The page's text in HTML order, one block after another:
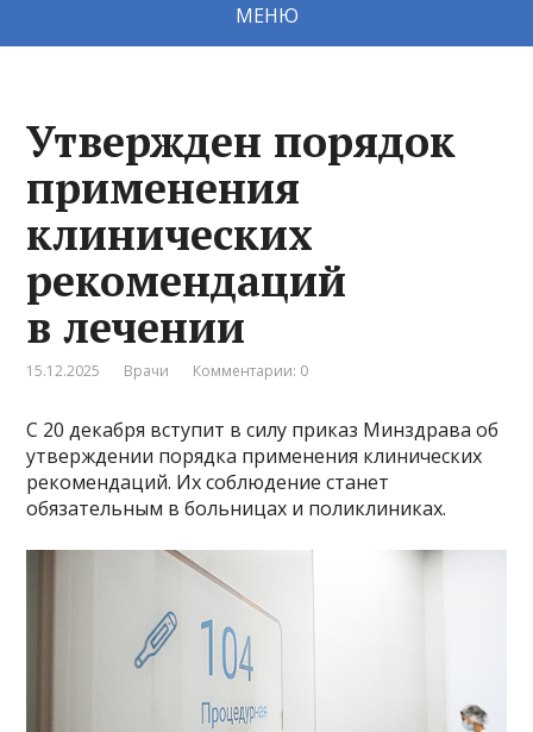
МЕНЮ
Утвержден порядок
применения
клинических
рекомендаций
в лечении
15.12.2025 Врачи Комментарии: 0
С 20 декабря вступит в силу приказ Минздрава об
утверждении порядка применения клинических
рекомендаций. Их соблюдение станет
обязательным в больницах и поликлиниках.